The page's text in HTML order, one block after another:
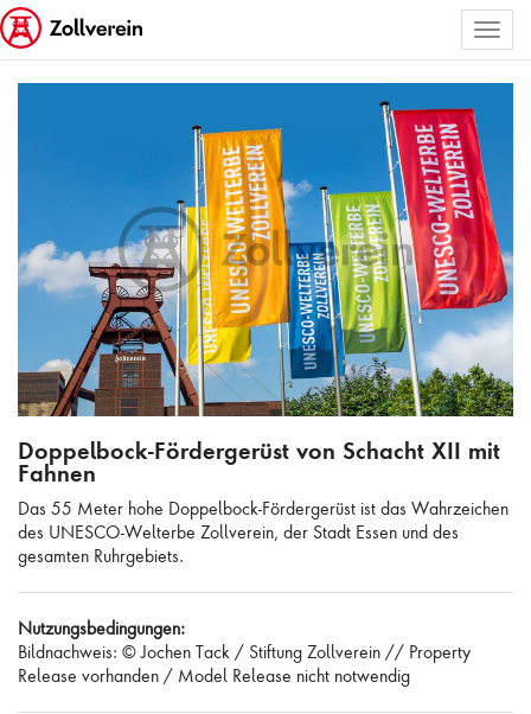
ALLE BILDER AUSWÄHLEN
Doppelbock-Fördergerüst von Schacht XII mit
Fahnen
Das 55 Meter hohe Doppelbock-Fördergerüst ist das Wahrzeichen
des UNESCO-Welterbe Zollverein, der Stadt Essen und des
gesamten Ruhrgebiets.
Nutzungsbedingungen:
Bildnachweis: © Jochen Tack / Stiftung Zollverein // Property
Release vorhanden / Model Release nicht notwendig